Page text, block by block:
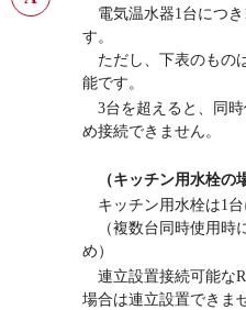
電気温水器1台につき
す。
ただし、下表のもの
能です。
3台を超えると、同時
め接続できません。
（キッチン用水栓の
キッチン用水栓は1台
（複数台同時使用時
め）
連立設置接続可能な
場合は連立設置できま